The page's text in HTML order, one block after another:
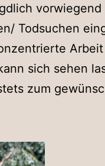
vorwiegend
Todsuchen
sich sehen
zum